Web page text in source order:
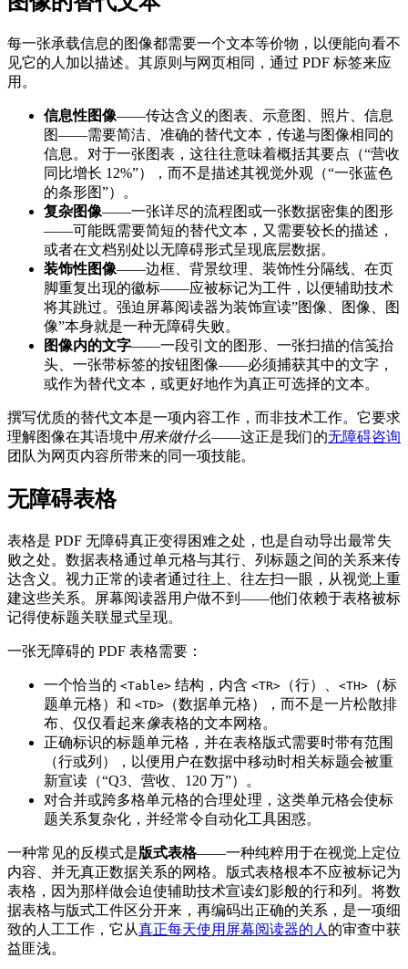
每一张承载信息的图像都需要一个文本等价物，以便能向看不
见它的人加以描述。其原则与网页相同，通过 PDF 标签来应
用。
信息性图像——传达含义的图表、示意图、照片、信息
图——需要简洁、准确的替代文本，传递与图像相同的
信息。对于一张图表，这往往意味着概括其要点（“营收
同比增长 12%”），而不是描述其视觉外观（“一张蓝色
的条形图”）。
复杂图像——一张详尽的流程图或一张数据密集的图形
——可能既需要简短的替代文本，又需要较长的描述，
或者在文档别处以无障碍形式呈现底层数据。
装饰性图像——边框、背景纹理、装饰性分隔线、在页
脚重复出现的徽标——应被标记为工件，以便辅助技术
将其跳过。强迫屏幕阅读器为装饰宣读”图像、图像、图
像”本身就是一种无障碍失败。
图像内的文字——一段引文的图形、一张扫描的信笺抬
头、一张带标签的按钮图像——必须捕获其中的文字，
或作为替代文本，或更好地作为真正可选择的文本。
撰写优质的替代文本是一项内容工作，而非技术工作。它要求
理解图像在其语境中 用来做什么——这正是我们的无障碍咨询
团队为网页内容所带来的同一项技能。
无障碍表格
表格是 PDF 无障碍真正变得困难之处，也是自动导出最常失
败之处。数据表格通过单元格与其行、列标题之间的关系来传
达含义。视力正常的读者通过往上、往左扫一眼，从视觉上重
建这些关系。屏幕阅读器用户做不到——他们依赖于表格被标
记得使标题关联显式呈现。
一张无障碍的 PDF 表格需要：
一个恰当的 <Table> 结构，内含 <TR> （行）、 <TH> （标
题单元格）和 <TD> （数据单元格），而不是一片松散排
布、仅仅看起来像表格的文本网格。
正确标识的标题单元格，并在表格版式需要时带有范围
（行或列），以便用户在数据中移动时相关标题会被重
新宣读（“Q3、营收、120 万”）。
对合并或跨多格单元格的合理处理，这类单元格会使标
题关系复杂化，并经常令自动化工具困惑。
一种常见的反模式是版式表格——一种纯粹用于在视觉上定位
内容、并无真正数据关系的网格。版式表格根本不应被标记为
表格，因为那样做会迫使辅助技术宣读幻影般的行和列。将数
据表格与版式工件区分开来，再编码出正确的关系，是一项细
致的人工工作，它从真正每天使用屏幕阅读器的人 的审查中获
益匪浅。